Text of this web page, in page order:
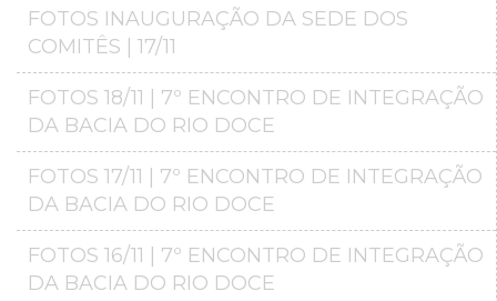
FOTOS INAUGURAÇÃO DA SEDE DOS
COMITÊS | 17/11
FOTOS 18/11 | 7º ENCONTRO DE INTEGRAÇÃO
DA BACIA DO RIO DOCE
FOTOS 17/11 | 7º ENCONTRO DE INTEGRAÇÃO
DA BACIA DO RIO DOCE
FOTOS 16/11 | 7º ENCONTRO DE INTEGRAÇÃO
DA BACIA DO RIO DOCE